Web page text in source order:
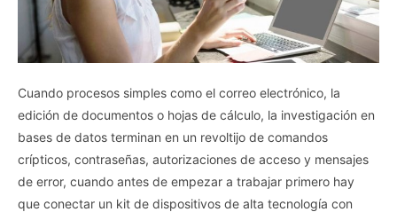
Cuando procesos simples como el correo electrónico, la
edición de documentos o hojas de cálculo, la investigación en
bases de datos terminan en un revoltijo de comandos
crípticos, contraseñas, autorizaciones de acceso y mensajes
de error, cuando antes de empezar a trabajar primero hay
que conectar un kit de dispositivos de alta tecnología con